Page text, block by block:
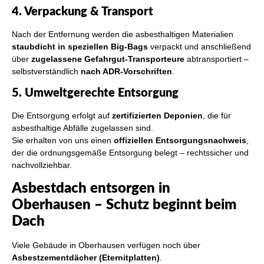
4. Verpackung & Transport
Nach der Entfernung werden die asbesthaltigen Materialien
staubdicht in speziellen Big-Bags verpackt und anschließend
über zugelassene Gefahrgut-Transporteure abtransportiert –
selbstverständlich nach ADR-Vorschriften
5. Umweltgerechte Entsorgung
Die Entsorgung erfolgt auf zertifizierten Deponien, die für
asbesthaltige Abfälle zugelassen sind.
Sie erhalten von uns einen offiziellen Entsorgungsnachweis,
der die ordnungsgemäße Entsorgung belegt – rechtssicher und
nachvollziehbar.
Asbestdach entsorgen in
Oberhausen – Schutz beginnt beim
Dach
Viele Gebäude in Oberhausen verfügen noch über
Asbestzementdächer (Eternitplatten)